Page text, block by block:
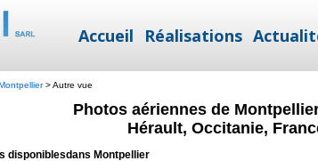
Accueil Réalisations